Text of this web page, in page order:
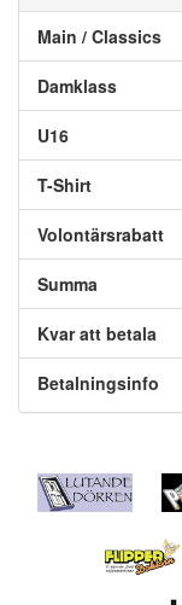
Main / Classics
Damklass
U16
T-Shirt
Volontärsrabatt
Summa
Kvar att betala
Betalningsinfo